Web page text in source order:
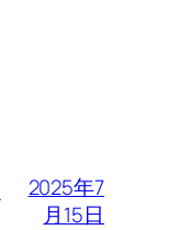
2025年7
月15日